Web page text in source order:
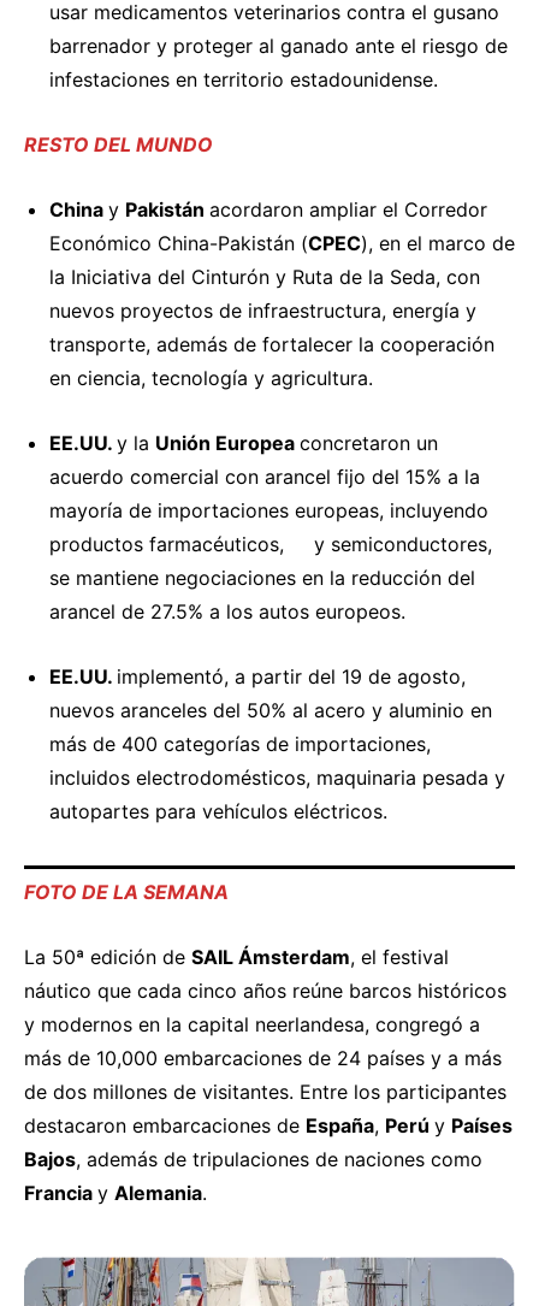
usar medicamentos veterinarios contra el gusano
barrenador y proteger al ganado ante el riesgo de
infestaciones en territorio estadounidense.
RESTO DEL MUNDO
China y Pakistán acordaron ampliar el Corredor
Económico China-Pakistán (CPEC), en el marco de
la Iniciativa del Cinturón y Ruta de la Seda, con
nuevos proyectos de infraestructura, energía y
transporte, además de fortalecer la cooperación
en ciencia, tecnología y agricultura.
EE.UU. y la Unión Europea concretaron un
acuerdo comercial con arancel fijo del 15% a la
mayoría de importaciones europeas, incluyendo
productos farmacéuticos, y semiconductores,
se mantiene negociaciones en la reducción del
arancel de 27.5% a los autos europeos.
EE.UU. implementó, a partir del 19 de agosto,
nuevos aranceles del 50% al acero y aluminio en
más de 400 categorías de importaciones,
incluidos electrodomésticos, maquinaria pesada y
autopartes para vehículos eléctricos.
FOTO DE LA SEMANA
La 50ª edición de SAIL Ámsterdam, el festival
náutico que cada cinco años reúne barcos históricos
y modernos en la capital neerlandesa, congregó a
más de 10,000 embarcaciones de 24 países y a más
de dos millones de visitantes. Entre los participantes
destacaron embarcaciones de España, Perú y Países
Bajos, además de tripulaciones de naciones como
Francia y Alemania.